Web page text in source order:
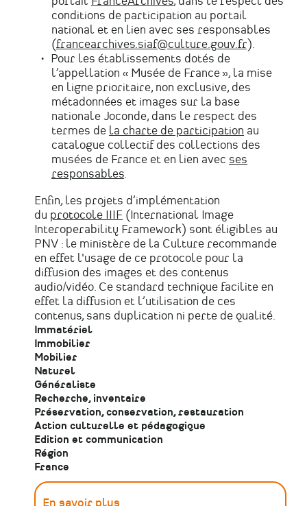
conditions de participation au portail
national et en lien avec ses responsables
(francearchives.siaf@culture.gouv.fr).
Pour les établissements dotés de
l’appellation « Musée de France », la mise
en ligne prioritaire, non exclusive, des
métadonnées et images sur la base
nationale Joconde, dans le respect des
termes de la charte de participation au
catalogue collectif des collections des
musées de France et en lien avec ses
responsables.
Enfin, les projets d’implémentation
du protocole IIIF (International Image
Interoperability Framework) sont éligibles au
PNV : le ministère de la Culture recommande
en effet l'usage de ce protocole pour la
diffusion des images et des contenus
audio/vidéo. Ce standard technique facilite en
effet la diffusion et l’utilisation de ces
contenus, sans duplication ni perte de qualité.
Immatériel
Immobilier
Mobilier
Naturel
Généraliste
Recherche, inventaire
Préservation, conservation, restauration
Action culturelle et pédagogique
Edition et communication
Région
France
En savoir plus